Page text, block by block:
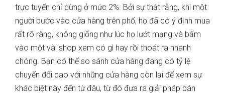
trực tuyến chỉ dừng ở mức 2%. Bởi sự thật rằng, khi một
người bước vào cửa hàng trên phố, họ đã có ý định mua
rất rõ ràng, không giống như lúc họ lướt mạng và bấm
vào một vài shop xem có gì hay rồi thoát ra nhanh
chóng. Bạn có thể so sánh cửa hàng đang có tỷ lệ
chuyển đổi cao với những cửa hàng còn lại để xem sự
khác biệt này đến từ đâu, từ đó đưa ra giải pháp bán